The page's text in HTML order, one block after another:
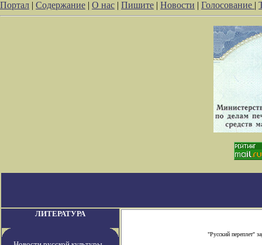
Портал | Содержание | О нас | Пишите | Новости | Голосование |
ЛИТЕРАТУРА
"Русский переплет"